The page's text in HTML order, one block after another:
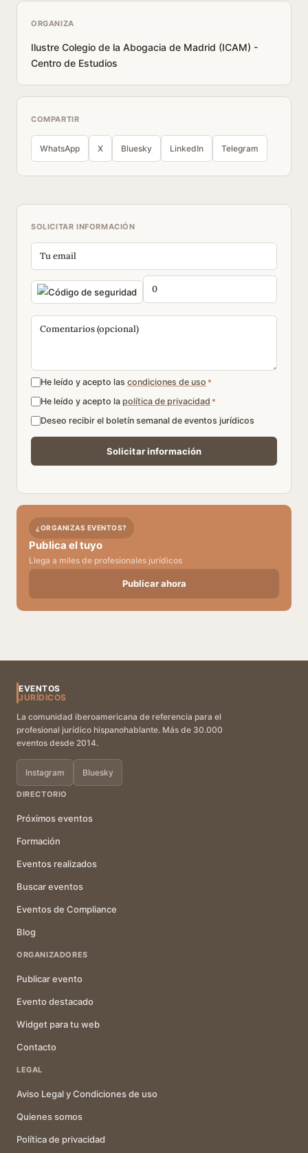
ORGANIZA
Ilustre Colegio de la Abogacia de Madrid (ICAM) -
Centro de Estudios
COMPARTIR
WhatsApp X Bluesky LinkedIn Telegram
SOLICITAR INFORMACIÓN
He leído y acepto las condiciones de uso *
He leído y acepto la política de privacidad *
Deseo recibir el boletín semanal de eventos jurídicos
¿ORGANIZAS EVENTOS?
Publica el tuyo
Llega a miles de profesionales jurídicos
Publicar ahora
EVENTOS
JURÍDICOS
La comunidad iberoamericana de referencia para el
profesional jurídico hispanohablante. Más de 30.000
eventos desde 2014.
Instagram Bluesky
DIRECTORIO
Próximos eventos
Formación
Eventos realizados
Buscar eventos
Eventos de Compliance
Blog
ORGANIZADORES
Publicar evento
Evento destacado
Widget para tu web
Contacto
LEGAL
Aviso Legal y Condiciones de uso
Quienes somos
Política de privacidad